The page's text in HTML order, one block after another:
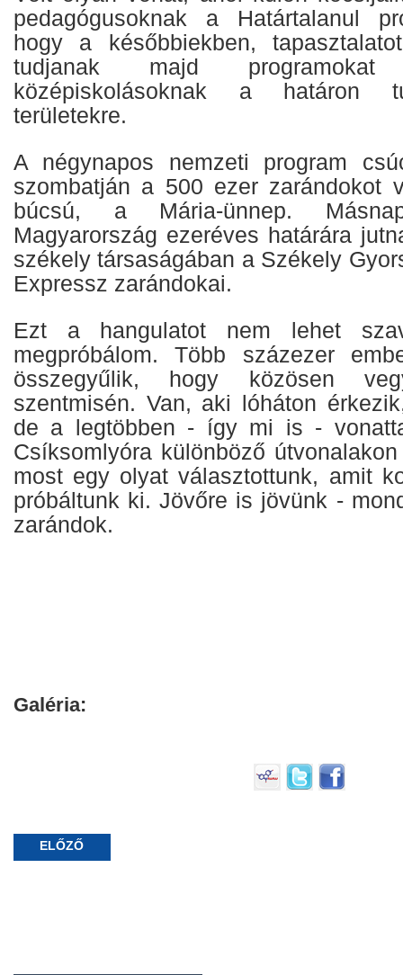
pedagógusoknak a Határtalanul
hogy a későbbiekben,
tudjanak majd
középiskolásoknak a határon
területekre.
A négynapos nemzeti program
szombatján a 500 ezer zarándokot
búcsú, a Mária-ünnep.
Magyarország ezeréves határára
székely társaságában a Székely
Expressz zarándokai.
Ezt a hangulatot nem lehet
megpróbálom. Több százezer
összegyűlik, hogy közösen
szentmisén. Van, aki lóháton
de a legtöbben - így mi is -
Csíksomlyóra különböző
most egy olyat választottunk, amit
próbáltunk ki. Jövőre is jövünk -
zarándok.
Galéria:
ELŐZŐ